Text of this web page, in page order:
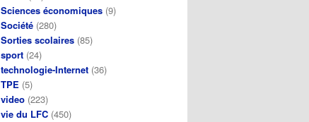
Sciences économiques (9)
Société (280)
Sorties scolaires (85)
sport (24)
technologie-Internet (36)
TPE (5)
video (223)
vie du LFC (450)